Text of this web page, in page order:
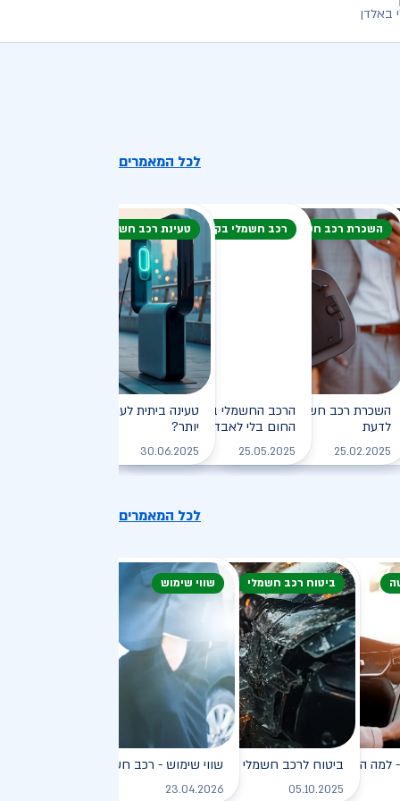
באלדן
לכל המאמרים
לקריאה
רכב חשמלי: המדריך
יעילה וירוקה
לקריאה
השכרת רכב חשמלי
השכרת רכב חשמלי: חיסכון, נוחות וכל מה שצריך
לדעת
25.02.2025 לקריאה
רכב חשמלי בקיץ
הרכב החשמלי בקיץ הישראלי: איך שורדים את
החום בלי לאבד טווח?
25.05.2025
טעינת רכב חשמלי
טעינה ביתית לעומת טעינה ציבורית -
יותר?
30.06.2025
לכל המאמרים
לקריאה
הוא כל כך פופולרי?
לקריאה
ביטוח רכב חשמלי
ביטוח לרכב חשמלי
05.10.2025
שווי שימוש
שווי שימוש - רכב חשמלי
23.04.2026